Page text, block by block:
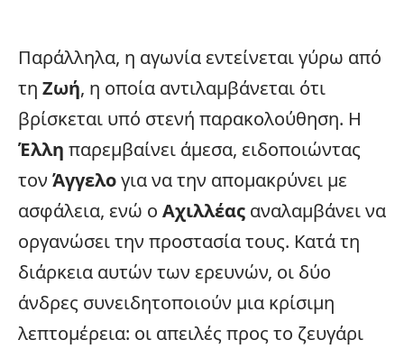
Παράλληλα, η αγωνία εντείνεται γύρω από
τη Ζωή, η οποία αντιλαμβάνεται ότι
βρίσκεται υπό στενή παρακολούθηση. Η
Έλλη παρεμβαίνει άμεσα, ειδοποιώντας
τον Άγγελογια να την απομακρύνει με
ασφάλεια, ενώ ο Αχιλλέας αναλαμβάνει να
οργανώσει την προστασία τους. Κατά τη
διάρκεια αυτών των ερευνών, οι δύο
άνδρες συνειδητοποιούν μια κρίσιμη
λεπτομέρεια: οι απειλές προς το ζευγάρι